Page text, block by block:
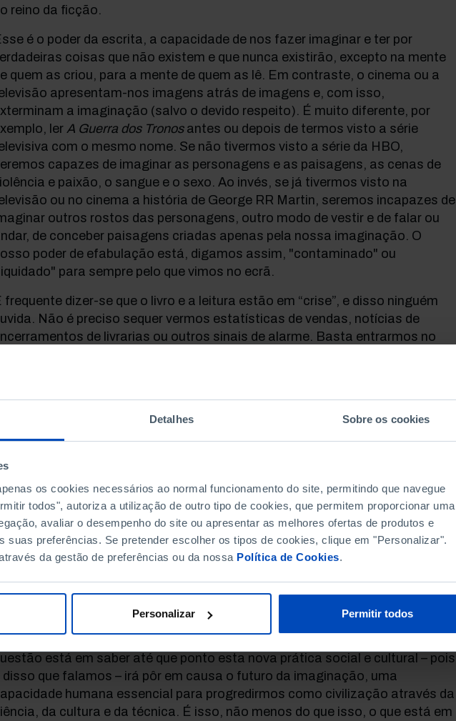
Detalhes Sobre os cookies
os cookies necessários ao normal funcionamento do site, permitindo que navegue
todos", autoriza a utilização de outro tipo de cookies, que permitem proporcionar uma
avaliar o desempenho do site ou apresentar as melhores ofertas de produtos e
suas preferências. Se pretender escolher os tipos de cookies, clique em "Personalizar".
da gestão de preferências ou da nossa Política de Cookies.
Personalizar Permitir todos
reino da ficção.
é o poder da escrita, a capacidade de nos fazer imaginar e ter por
coisas que não existem e que nunca existirão, excepto na mente
quem as criou, para a mente de quem as lê. Em contraste, o cinema ou a
apresentam-nos imagens atrás de imagens e, com isso,
a imaginação (salvo o devido respeito). É muito diferente, por
lerA Guerra dos Tronosantes ou depois de termos visto a série
com o mesmo nome. Se não tivermos visto a série da HBO,
capazes de imaginar as personagens e as paisagens, as cenas de
e paixão, o sangue e o sexo. Ao invés, se já tivermos visto na
ou no cinema a história de George RR Martin, seremos incapazes de
outros rostos das personagens, outro modo de vestir e de falar ou
de conceber paisagens criadas apenas pela nossa imaginação. O
poder de efabulação está, digamos assim, "contaminado" ou
para sempre pelo que vimos no ecrã.
frequente dizer-se que o livro e a leitura estão em “crise”, e disso ninguém
Não é preciso sequer vermos estatísticas de vendas, notícias de
de livrarias ou outros sinais de alarme. Basta entrarmos no
académicos, títulos de não-ficção, mensagens de amigos ou de
Relativamente a essas, não há motivos de alarme, pois o que
não foi o hábito de leitura, mas o suporte ou formato em que se lê, do
geralmente os mais novos, que apenas contemplam imagens atrás de
imagens, milhões delas, para todos os gostos, visualizadas em micro-
segundos, num filme interminável, sem contexto nem sentido. Esse exercício
vertiginoso, como é fácil perceber, não só destrói a capacidade de
efeitos psicológicos e mentais que cabe aos especialistas apurar. A
enveredar por um registo nostálgico e passadista, como se o passado das
está em saber até que ponto esta nova prática social e cultural – pois
disso que falamos – irá pôr em causa o futuro da imaginação, uma
humana essencial para progredirmos como civilização através da
da cultura e da técnica. É isso, não menos do que isso, o que está em